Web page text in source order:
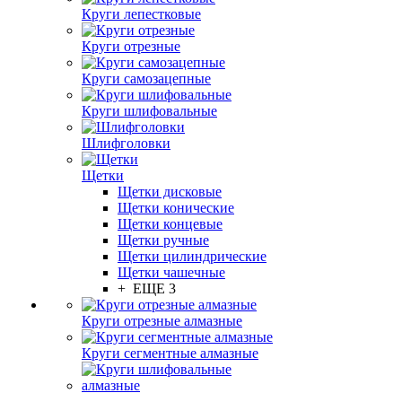
Круги лепестковые
Круги отрезные
Круги самозацепные
Круги шлифовальные
Шлифголовки
Щетки
Щетки дисковые
Щетки конические
Щетки концевые
Щетки ручные
Щетки цилиндрические
Щетки чашечные
+ ЕЩЕ 3
Круги отрезные алмазные
Круги сегментные алмазные